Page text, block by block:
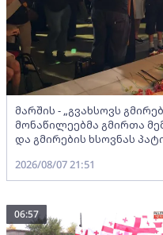
მარშის - „გვახსოვს
მონაწილეებმა გმირთა
და გმირების ხსოვნას
2026/08/07 21:51
06:57